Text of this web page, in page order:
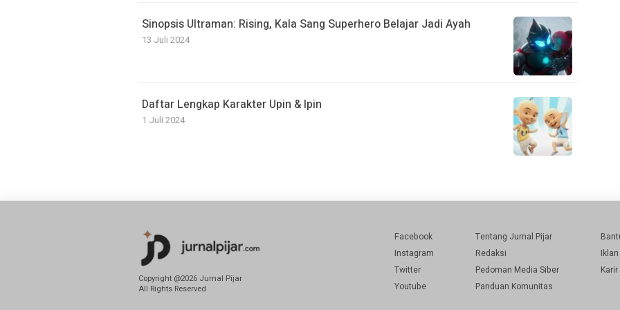
Sinopsis Ultraman: Rising, Kala Sang Superhero Belajar Jadi Ayah
13 Juli 2024
Daftar Lengkap Karakter Upin & Ipin
1 Juli 2024
Copyright @2026 Jurnal Pijar
All Rights Reserved
Facebook
Instagram
Twitter
Youtube
Tentang Jurnal Pijar
Redaksi
Pedoman Media Siber
Panduan Komunitas
Iklan
Karir